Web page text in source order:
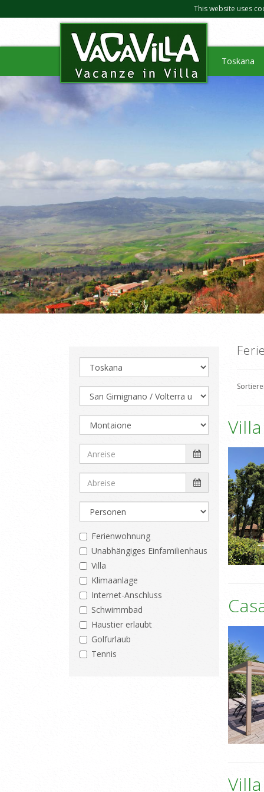
This website uses
Toskana
Ferienwohnung
Unabhängiges Einfamilienhaus
Villa
Klimaanlage
Internet-Anschluss
Schwimmbad
Haustier erlaubt
Golfurlaub
Tennis